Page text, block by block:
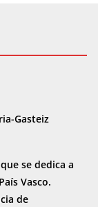
Gasteiz
se dedica a
Vasco.
de